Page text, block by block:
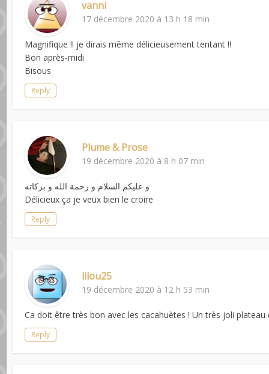
vanni
17 décembre 2020 à 13 h 18 min
Magnifique !! je dirais même délicieusement tentant !!
Bon après-midi
Bisous
Reply
Plume & Prose
19 décembre 2020 à 8 h 07 min
و عليكم السلام و رحمة الله و بركاته
Délicieux ça je veux bien le croire
Reply
lilou25
19 décembre 2020 à 12 h 53 min
Ca doit être très bon avec les cacahuètes ! Un très joli
Reply